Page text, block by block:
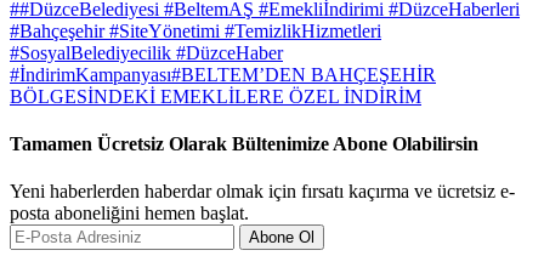
##DüzceBelediyesi #BeltemAŞ #Emekliİndirimi #DüzceHaberleri
#Bahçeşehir #SiteYönetimi #TemizlikHizmetleri
#SosyalBelediyecilik #DüzceHaber
#İndirimKampanyası#BELTEM’DEN BAHÇEŞEHİR
BÖLGESİNDEKİ EMEKLİLERE ÖZEL İNDİRİM
Tamamen Ücretsiz Olarak Bültenimize Abone Olabilirsin
Yeni haberlerden haberdar olmak için fırsatı kaçırma ve ücretsiz e-
posta aboneliğini hemen başlat.
Abone Ol